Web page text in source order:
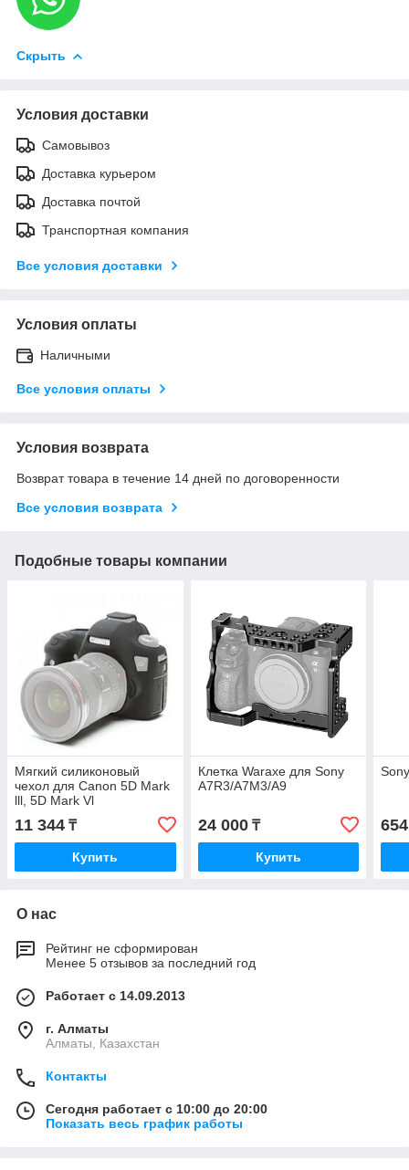
Скрыть
Условия доставки
Самовывоз
Доставка курьером
Доставка почтой
Транспортная компания
Все условия доставки
Условия оплаты
Наличными
Все условия оплаты
Условия возврата
Возврат товара в течение 14 дней по договоренности
Все условия возврата
Подобные товары компании
Мягкий силиконовый
чехол для Canon 5D Mark
lll, 5D Mark Vl
11 344 ₸
Купить
Клетка Waraxe для Sony
A7R3/A7M3/A9
24 000₸
Купить
О нас
Рейтинг не сформирован
Менее 5 отзывов за последний год
Работает с 14.09.2013
г. Алматы
Алматы, Казахстан
Контакты
Сегодня работает с 10:00 до 20:00
Показать весь график работы